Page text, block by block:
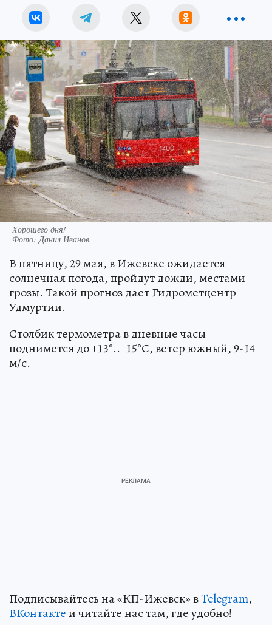
Хорошего дня!
Фото:Данил Иванов.
В пятницу, 29 мая, в Ижевске ожидается
солнечная погода, пройдут дожди, местами –
грозы. Такой прогноз дает Гидрометцентр
Удмуртии.
Столбик термометра в дневные часы
поднимется до +13°..+15°С, ветер южный, 9-14
м/с.
Подписывайтесь на «КП-Ижевск» вTelegram,
ВКонтактеи читайте нас там, где удобно!